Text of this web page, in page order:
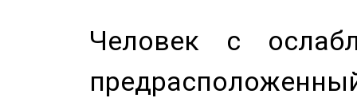
Человек с